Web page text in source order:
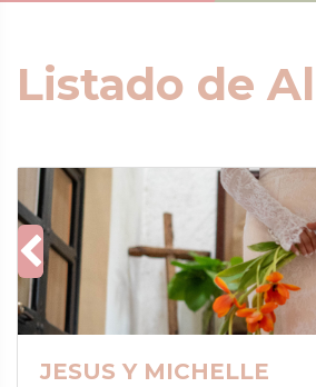
Listado de
JESUS Y MICHELLE